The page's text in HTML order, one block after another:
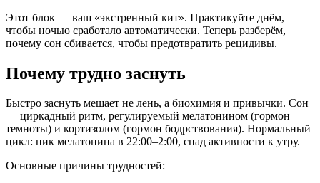
Этот блок — ваш «экстренный кит». Практикуйте днём,
чтобы ночью сработало автоматически. Теперь разберём,
почему сон сбивается, чтобы предотвратить рецидивы.
Почему трудно заснуть
Быстро заснуть мешает не лень, а биохимия и привычки. Сон
— циркадный ритм, регулируемый мелатонином (гормон
темноты) и кортизолом (гормон бодрствования). Нормальный
цикл: пик мелатонина в 22:00–2:00, спад активности к утру.
Основные причины трудностей: